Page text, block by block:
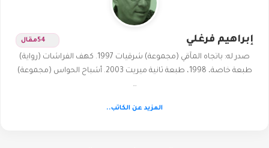
إبراهيم فرغلي 54مقال
صدر له: باتجاه المآقي (مجموعة) شرقيات 1997. كهف الفراشات (رواية)
طبعة خاصة، 1998، طبعة ثانية ميريت 2003. أشباح الحواس (مجموعة)
…
المزيد عن الكاتب..